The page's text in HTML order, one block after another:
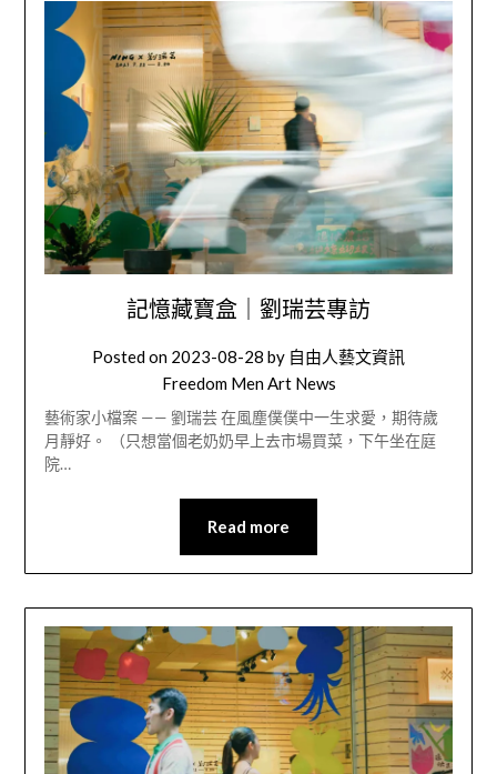
記憶藏寶盒｜劉瑞芸專訪
Posted on 2023-08-28 by 自由人藝文資訊
Freedom Men Art News
藝術家小檔案 —— 劉瑞芸 在風塵僕僕中一生求愛，期待歲
月靜好。 （只想當個老奶奶早上去市場買菜，下午坐在庭
院…
Read more